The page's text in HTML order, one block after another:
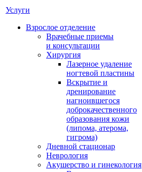
Услуги
Взрослое отделение
Врачебные приемы
и консультации
Хирургия
Лазерное удаление
ногтевой пластины
Вскрытие и
дренирование
нагноившегося
доброкачественного
образования кожи
(липома, атерома,
гигрома)
Дневной стационар
Неврология
Акушерство и гинекология